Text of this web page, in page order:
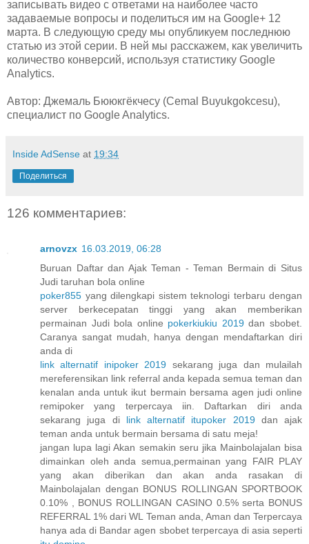
записывать видео с ответами на наиболее часто
задаваемые вопросы и поделиться им на Google+ 12
марта. В следующую среду мы опубликуем последнюю
статью из этой серии. В ней мы расскажем, как увеличить
количество конверсий, используя статистику Google
Analytics.
Автор: Джемаль Бююкгёкчесу (Cemal Buyukgokcesu),
специалист по Google Analytics.
Inside AdSense at 19:34
Поделиться
126 комментариев:
arnovzx 16.03.2019, 06:28
Buruan Daftar dan Ajak Teman - Teman Bermain di Situs
Judi taruhan bola online
poker855 yang dilengkapi sistem teknologi terbaru dengan
server berkecepatan tinggi yang akan memberikan
permainan Judi bola online pokerkiukiu 2019dan sbobet.
Caranya sangat mudah, hanya dengan mendaftarkan diri
anda di
link alternatif inipoker 2019 sekarang juga dan mulailah
mereferensikan link referral anda kepada semua teman dan
kenalan anda untuk ikut bermain bersama agen judi online
remipoker yang terpercaya iin. Daftarkan diri anda
sekarang juga di link alternatif itupoker 2019dan ajak
teman anda untuk bermain bersama di satu meja!
jangan lupa lagi Akan semakin seru jika Mainbolajalan bisa
dimainkan oleh anda semua,permainan yang FAIR PLAY
yang akan diberikan dan akan anda rasakan di
Mainbolajalan dengan BONUS ROLLINGAN SPORTBOOK
0.10% , BONUS ROLLINGAN CASINO 0.5% serta BONUS
REFERRAL 1% dari WL Teman anda, Aman dan Terpercaya
hanya ada di Bandar agen sbobet terpercaya di asia seperti